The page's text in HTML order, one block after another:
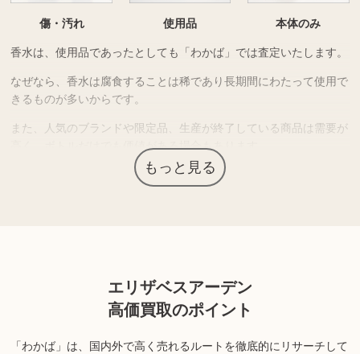
傷・汚れ 使用品 本体のみ
香水は、使用品であったとしても「わかば」では査定いたします。
なぜなら、香水は腐食することは稀であり長期間にわたって使用で
きるものが多いからです。
また、人気のブランドや限定品、生産が終了している商品は需要が
高く、ボトルだけでも価値がある場合もあります。
ライフスタイルや趣向の変化などで使わずに保管している香水があ
商品の状態や内容によっては、お買取できない場合がございま
す。詳しくは店舗までお問い合わせください。
もっと見る
エリザベスアーデン
高価買取のポイント
「わかば」は、国内外で高く売れるルートを徹底的にリサーチして